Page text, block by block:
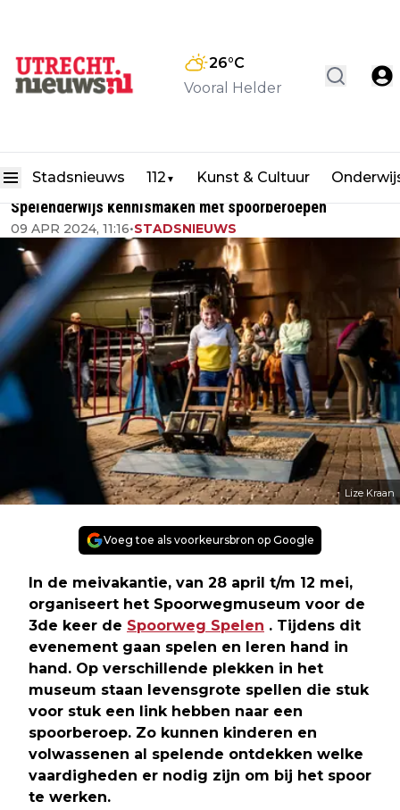
26°C
Vooral Helder
Stadsnieuws 112 ▼ Kunst & Cultuur
Spelenderwijs kennismaken met spoorberoepen
09 APR 2024, 11:16•STADSNIEUWS
Lize Kraan
Voeg toe als voorkeursbron op Google
In de meivakantie, van 28 april t/m 12 mei,
organiseert het Spoorwegmuseum voor de
3de keer de Spoorweg Spelen . Tijdens dit
evenement gaan spelen en leren hand in
hand. Op verschillende plekken in het
museum staan levensgrote spellen die stuk
voor stuk een link hebben naar een
spoorberoep. Zo kunnen kinderen en
volwassenen al spelende ontdekken welke
vaardigheden er nodig zijn om bij het spoor
te werken.